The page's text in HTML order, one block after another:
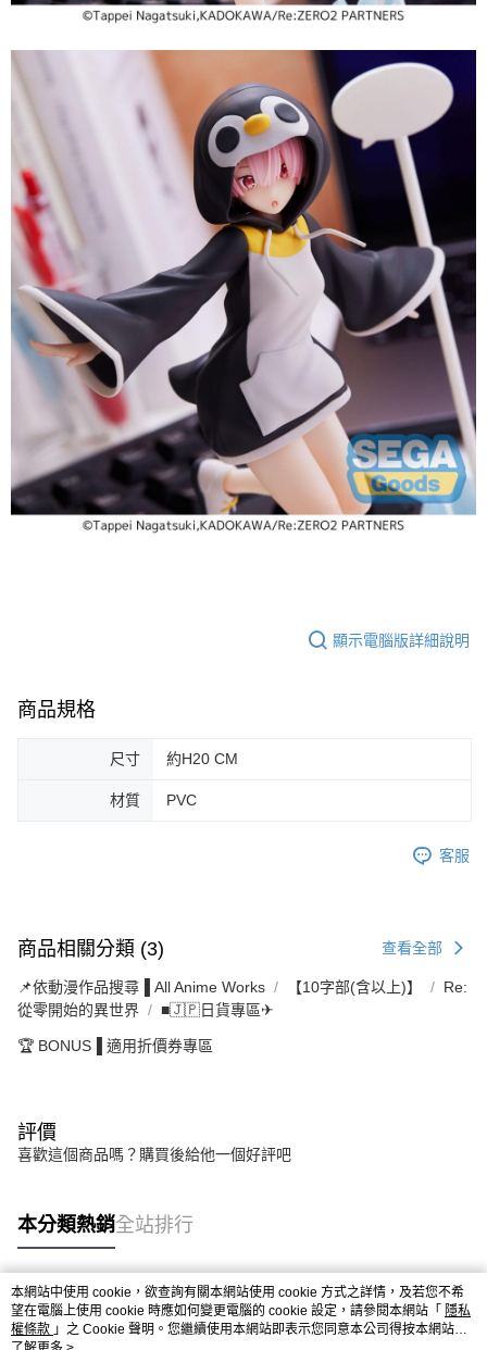
顯示電腦版詳細說明
商品規格
尺寸 約H20 CM
材質 PVC
客服
商品相關分類 (3) 查看全部
📌依動漫作品搜尋▐ All Anime Works 【10字部(含以上)】
Re:
從零開始的異世界
■🇯🇵日貨專區✈
🏆 BONUS▐ 適用折價券專區
評價
喜歡這個商品嗎？購買後給他一個好評吧
本分類熱銷全站排行
熱門標籤
本網站中使用 cookie，欲查詢有關本網站使用 cookie 方式之詳情，及若您不希
望在電腦上使用 cookie 時應如何變更電腦的 cookie 設定，請參閱本網站「 隱私
權條款 」之 Cookie 聲明。您繼續使用本網站即表示您同意本公司得按本網站使